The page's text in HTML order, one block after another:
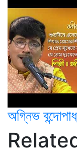
অগ্নিভ